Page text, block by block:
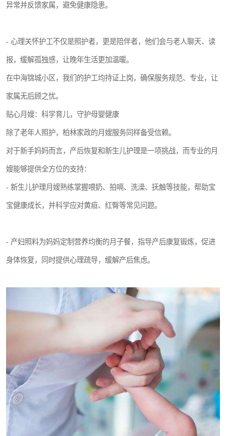
异常并反馈家属，避免健康隐患。
- 心理关怀护工不仅是照护者，更是陪伴者，他们会与老人聊天、读
报，缓解孤独感，让晚年生活更加温暖。
在中海锦城小区，我们的护工均持证上岗，确保服务规范、专业，让
家属无后顾之忧。
贴心月嫂：科学育儿，守护母婴健康
除了老年人照护，柏林家政的月嫂服务同样备受信赖。
对于新手妈妈而言，产后恢复和新生儿护理是一项挑战，而专业的月
嫂能够提供全方位的支持：
- 新生儿护理月嫂熟练掌握喂奶、拍嗝、洗澡、抚触等技能，帮助宝
宝健康成长，并科学应对黄疸、红臀等常见问题。
- 产妇照料为妈妈定制营养均衡的月子餐，指导产后康复锻炼，促进
身体恢复，同时提供心理疏导，缓解产后焦虑。